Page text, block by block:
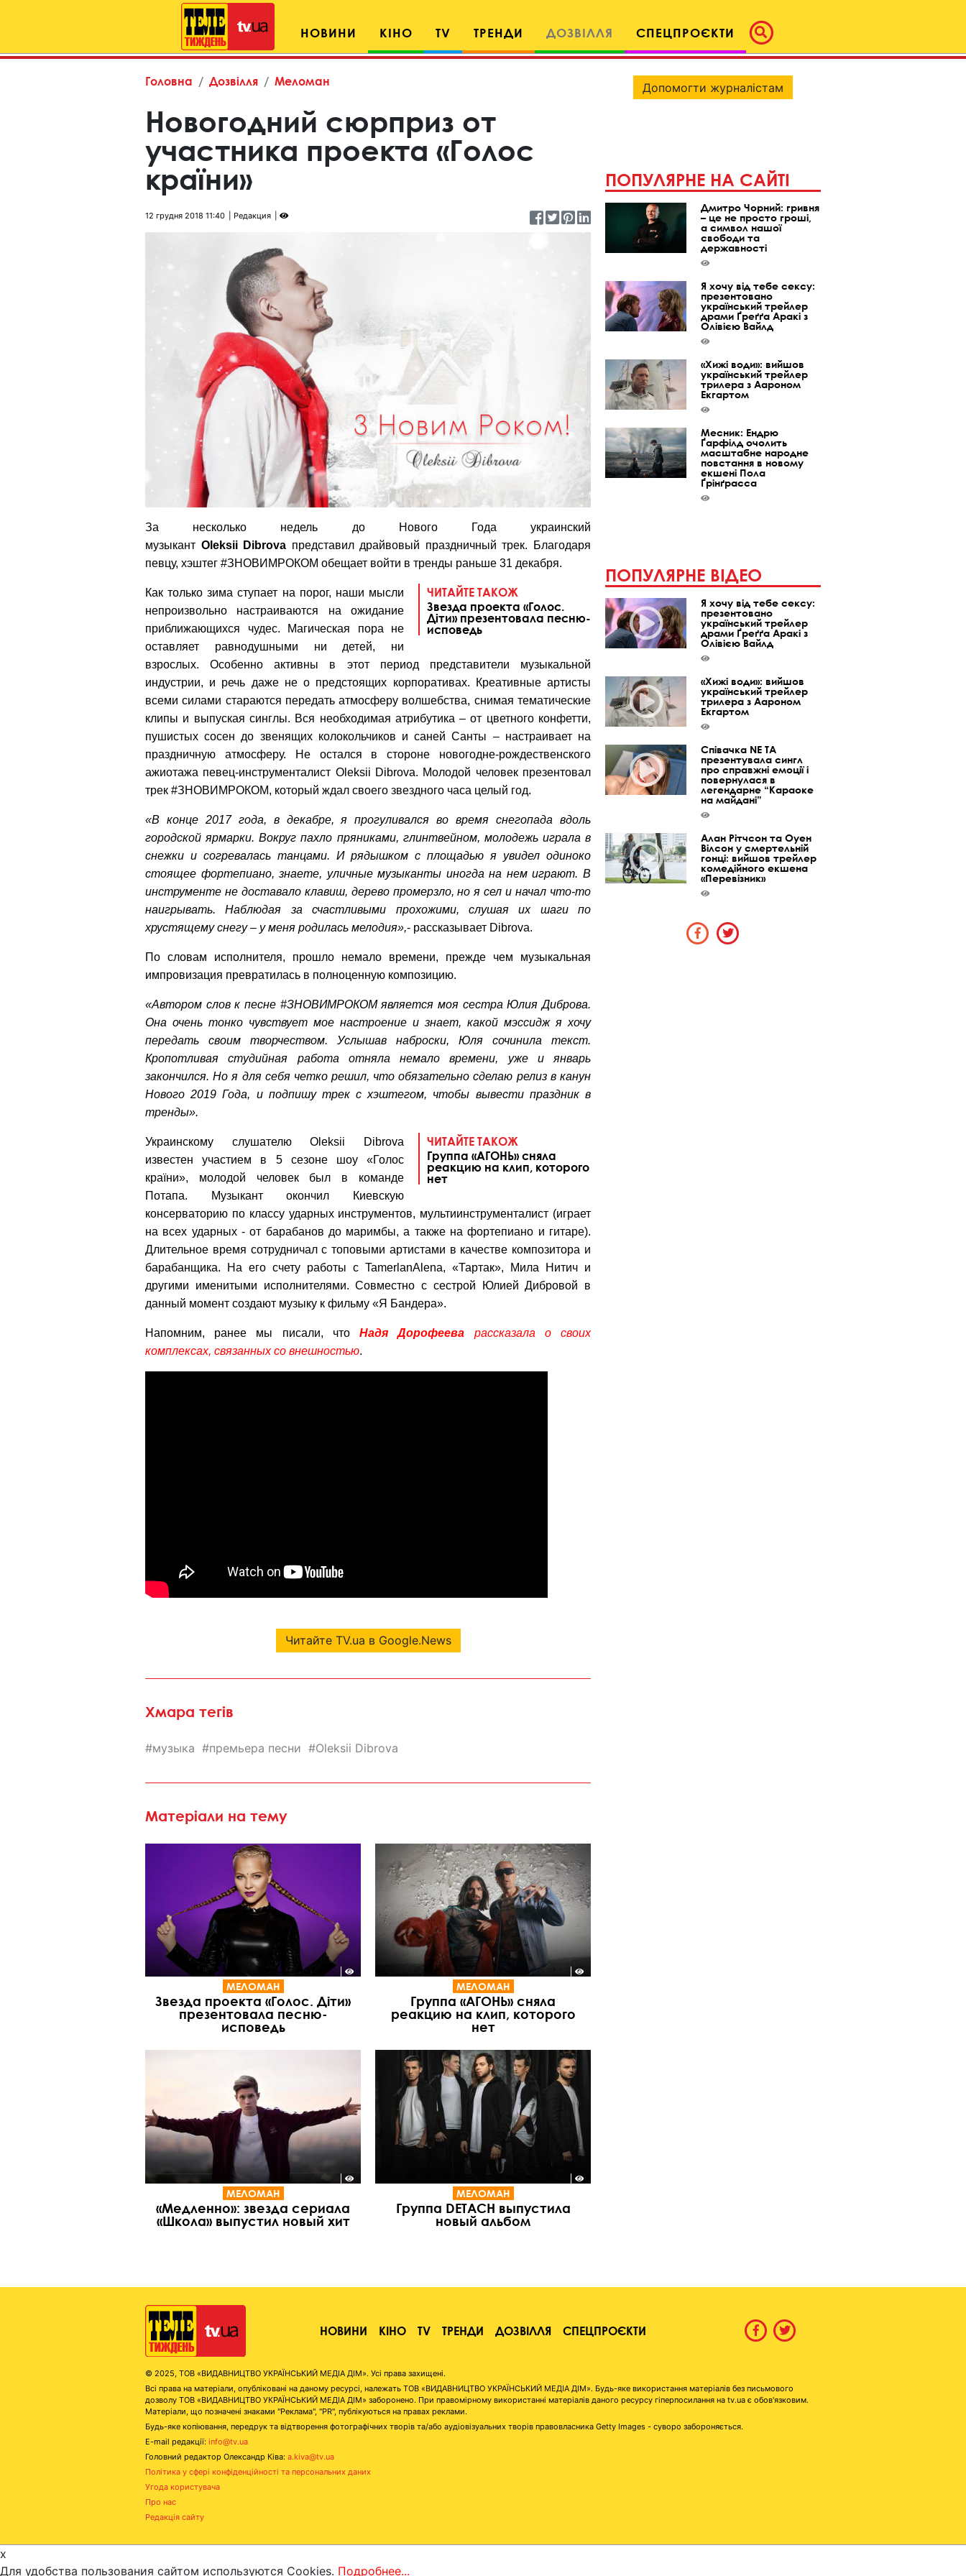
НОВИНИ КІНО TV ТРЕНДИ ДОЗВІЛЛЯ СПЕЦПРОЄКТИ
Головна Дозвілля Меломан
Новогодний сюрприз от
участника проекта «Голос
країни»
12 грудня 2018 11:40 Редакция
За несколько недель до Нового Года украинский
музыкант Oleksii Dibrova представил драйвовый праздничный трек. Благодаря
певцу, хэштег #ЗНОВИМРОКОМ обещает войти в тренды раньше 31 декабря.
ЧИТАЙТЕ ТАКОЖ
Звезда проекта «Голос.
Діти» презентовала песню-
исповедь
Как только зима ступает на порог, наши мысли
непроизвольно настраиваются на ожидание
приближающихся чудес. Магическая пора не
оставляет равнодушными ни детей, ни
взрослых. Особенно активны в этот период представители музыкальной
индустрии, и речь даже не о предстоящих корпоративах. Креативные артисты
всеми силами стараются передать атмосферу волшебства, снимая тематические
клипы и выпуская синглы. Вся необходимая атрибутика – от цветного конфетти,
пушистых сосен до звенящих колокольчиков и саней Санты – настраивает на
праздничную атмосферу. Не остался в стороне новогодне-рождественского
ажиотажа певец-инструменталист Oleksii Dibrova. Молодой человек презентовал
трек #ЗНОВИМРОКОМ, который ждал своего звездного часа целый год.
«В конце 2017 года, в декабре, я прогуливался во время снегопада вдоль
городской ярмарки. Вокруг пахло пряниками, глинтвейном, молодежь играла в
снежки и согревалась танцами. И рядышком с площадью я увидел одиноко
стоящее фортепиано, знаете, уличные музыканты иногда на нем играют. В
инструменте не доставало клавиш, дерево промерзло, но я сел и начал что-то
наигрывать. Наблюдая за счастливыми прохожими, слушая их шаги по
хрустящему снегу – у меня родилась мелодия»,- рассказывает Dibrova.
По словам исполнителя, прошло немало времени, прежде чем музыкальная
импровизация превратилась в полноценную композицию.
«Автором слов к песне #ЗНОВИМРОКОМ является моя сестра Юлия Диброва.
Она очень тонко чувствует мое настроение и знает, какой мэссидж я хочу
передать своим творчеством. Услышав наброски, Юля сочинила текст.
Кропотливая студийная работа отняла немало времени, уже и январь
закончился. Но я для себя четко решил, что обязательно сделаю релиз в канун
Нового 2019 Года, и подпишу трек с хэштегом, чтобы вывести праздник в
тренды».
ЧИТАЙТЕ ТАКОЖ
Группа «АГОНЬ» сняла
реакцию на клип, которого
нет
Украинскому слушателю Oleksii Dibrova
известен участием в 5 сезоне шоу «Голос
країни», молодой человек был в команде
Потапа. Музыкант окончил Киевскую
консерваторию по классу ударных инструментов, мультиинструменталист (играет
на всех ударных - от барабанов до маримбы, а также на фортепиано и гитаре).
Длительное время сотрудничал с топовыми артистами в качестве композитора и
барабанщика. На его счету работы с TamerlanAlena, «Тартак», Мила Нитич и
другими именитыми исполнителями. Совместно с сестрой Юлией Дибровой в
данный момент создают музыку к фильму «Я Бандера».
Напомним, ранее мы писали, чтоНадя Дорофеева рассказала о своих
комплексах, связанных со внешностью.
Читайте TV.ua в Google.News
Хмара тегів
музыка премьера песни Oleksii Dibrova
Матеріали на тему
МЕЛОМАН
Звезда проекта «Голос. Діти»
презентовала песню-
исповедь
МЕЛОМАН
Группа «АГОНЬ» сняла
реакцию на клип, которого
нет
МЕЛОМАН
«Медленно»: звезда сериала
«Школа» выпустил новый хит
МЕЛОМАН
Группа DETACH выпустила
новый альбом
Допомогти журналістам
ПОПУЛЯРНЕ НА САЙТІ
Дмитро Чорний: гривня
– це не просто гроші,
а символ нашої
свободи та
державності
Я хочу від тебе сексу:
презентовано
український трейлер
драми Ґреґґа Аракі з
Олівією Вайлд
«Хижі води»: вийшов
український трейлер
трилера з Аароном
Екгартом
Месник: Ендрю
Ґарфілд очолить
масштабне народне
повстання в новому
екшені Пола
Ґрінґрасса
ПОПУЛЯРНЕ ВІДЕО
Я хочу від тебе сексу:
презентовано
український трейлер
драми Ґреґґа Аракі з
Олівією Вайлд
«Хижі води»: вийшов
український трейлер
трилера з Аароном
Екгартом
Співачка NE TA
презентувала сингл
про справжні емоції і
повернулася в
легендарне “Караоке
на майдані”
Алан Рітчсон та Оуен
Вілсон у смертельній
гонці: вийшов трейлер
комедійного екшена
«Перевізник»
НОВИНИ КІНО TV ТРЕНДИ ДОЗВІЛЛЯ СПЕЦПРОЄКТИ
© 2025, ТОВ «ВИДАВНИЦТВО УКРАЇНСЬКИЙ МЕДІА ДІМ». Усі права захищені.
Всі права на матеріали, опубліковані на даному ресурсі, належать ТОВ «ВИДАВНИЦТВО УКРАЇНСЬКИЙ МЕДІА ДІМ». Будь-яке використання матеріалів без письмового
дозволу ТОВ «ВИДАВНИЦТВО УКРАЇНСЬКИЙ МЕДІА ДІМ» заборонено. При правомірному використанні матеріалів даного ресурсу гіперпосилання на tv.ua є обов'язковим.
Матеріали, що позначені знаками "Реклама", "PR", публікуються на правах реклами.
Будь-яке копіювання, передрук та відтворення фотографічних творів та/або аудіовізуальних творів правовласника Getty Images - суворо забороняється.
E-mail редакції: info@tv.ua
Головний редактор Олександр Ківа: a.kiva@tv.ua
Політика у сфері конфіденційності та персональних даних
Угода користувача
Про нас
Редакція сайту
x
Для удобства пользования сайтом используются Cookies. Подробнее...